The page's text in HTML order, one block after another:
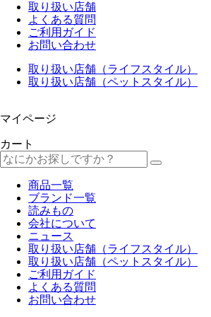
取り扱い店舗
よくある質問
ご利用ガイド
お問い合わせ
取り扱い店舗（ライフスタイル）
取り扱い店舗（ペットスタイル）
マイページ
カート
商品一覧
ブランド一覧
読みもの
会社について
ニュース
取り扱い店舗（ライフスタイル）
取り扱い店舗（ペットスタイル）
ご利用ガイド
よくある質問
お問い合わせ